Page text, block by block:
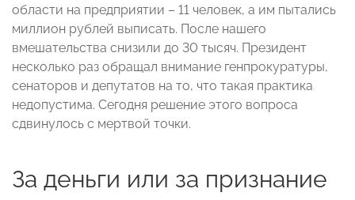
области на предприятии – 11 человек, а им пытались
миллион рублей выписать. После нашего
вмешательства снизили до 30 тысяч. Президент
несколько раз обращал внимание генпрокуратуры,
сенаторов и депутатов на то, что такая практика
недопустима. Сегодня решение этого вопроса
сдвинулось с мертвой точки.
За деньги или за признание